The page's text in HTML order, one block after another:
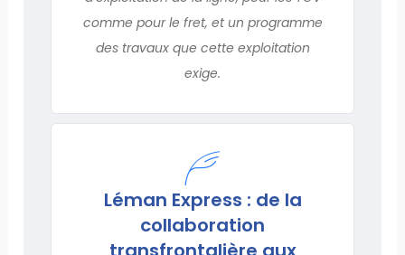
comme pour le fret, et un programme
des travaux que cette exploitation
exige.
Léman Express : de la
collaboration